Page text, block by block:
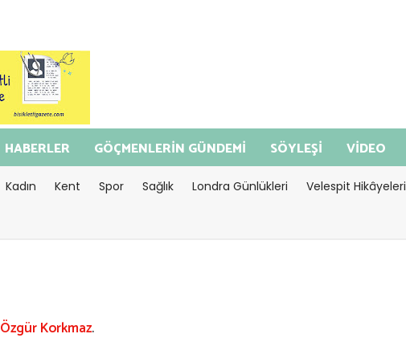
HABERLER GÖÇMENLERİN GÜNDEMİ SÖYLEŞİ VİDEO
Kadın Kent Spor Sağlık Londra Günlükleri Velespit Hikâyeleri
Özgür Korkmaz.